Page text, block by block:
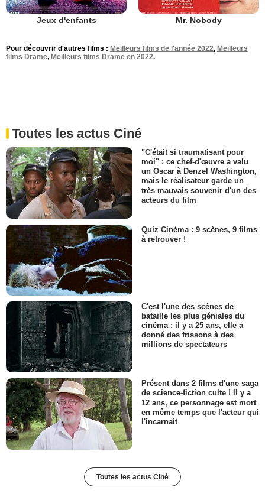
Jeux d'enfants Mr. Nobody
Pour découvrir d'autres films : Meilleurs films de l'année 2022, Meilleurs
films Drame, Meilleurs films Drame en 2022.
Toutes les actus Ciné
"C'était si traumatisant pour
moi" : ce chef-d'œuvre a valu
un Oscar à Denzel Washington,
mais le réalisateur garde un
très mauvais souvenir d'un des
acteurs du film
Quiz Cinéma : 9 scènes, 9 films
à retrouver !
C'est l'une des scènes de
bataille les plus géniales du
cinéma : il y a 25 ans, elle a
donné des frissons à des
millions de spectateurs
Présent dans 2 films d'une saga
de science-fiction culte ! Il y a
12 ans, ce personnage est mort
en même temps que l'acteur qui
l'incarnait
Toutes les actus Ciné